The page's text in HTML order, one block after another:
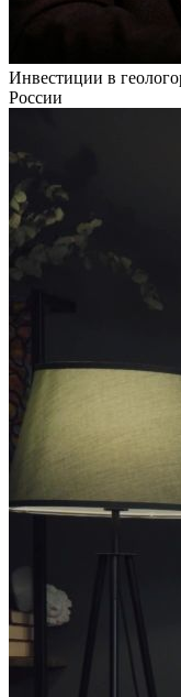
Инвестиции в
России